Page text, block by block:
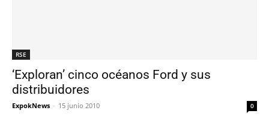
RSE
‘Exploran’ cinco océanos Ford y sus
distribuidores
ExpokNews - 15 junio 2010 0